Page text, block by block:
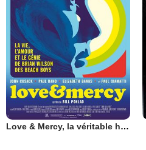
Love & Mercy, la véritable histoire de Brian Wilson des Beach Boys